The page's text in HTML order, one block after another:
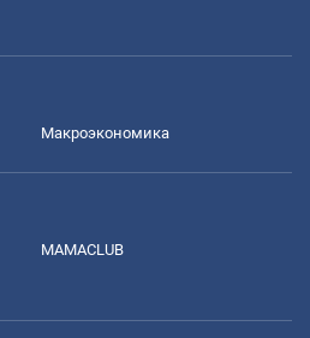
Mакроэкономика
MAMACLUB